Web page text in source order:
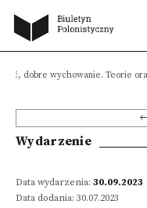
dobre wychowanie. Teorie
Wydarzenie
Data wydarzenia: 30.09.2023
Data dodania: 30.07.2023